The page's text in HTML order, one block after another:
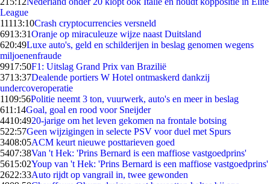
League
11113:10Crash cryptocurrencies versneld
6913:31Oranje op miraculeuze wijze naast Duitsland
620:49Luxe auto's, geld en schilderijen in beslag genomen wegens
miljoenenfraude
9917:50F1: Uitslag Grand Prix van Brazilië
3713:37Dealende portiers W Hotel ontmaskerd dankzij
undercoveroperatie
1109:56Politie neemt 3 ton, vuurwerk, auto's en meer in beslag
611:14Goal, goal en rood voor Sneijder
4410:4920-jarige om het leven gekomen na frontale botsing
522:57Geen wijzigingen in selecte PSV voor duel met Spurs
3408:05ACM keurt nieuwe posttarieven goed
5407:38Van 't Hek: 'Prins Bernard is een maffiose vastgoedprins'
5615:02Youp van 't Hek: 'Prins Bernard is een maffiose vastgoedprins'
2622:33Auto rijdt op vangrail in, twee gewonden